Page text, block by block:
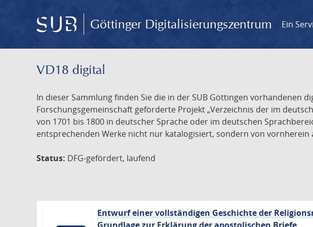
Göttinger Digitalisierungszentrum Ein
VD18 digital
In dieser Sammlung finden Sie die in der SUB Göttingen vorhandenen
Forschungsgemeinschaft geförderte Projekt „Verzeichnis der im
von 1701 bis 1800 in deutscher Sprache oder im deutschen
entsprechenden Werke nicht nur katalogisiert, sondern von
Status: DFG-gefördert, laufend
Entwurf einer vollständigen Geschichte der